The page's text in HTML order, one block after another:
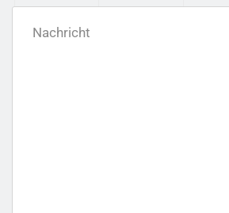
Nachricht